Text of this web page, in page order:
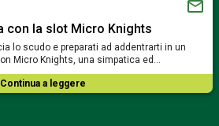
con la slot Micro Knights
lo scudo e preparati ad addentrarti in un
Micro Knights, una simpatica ed…
Continua a leggere